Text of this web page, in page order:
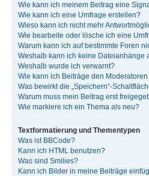
Wie kann ich meinem Beitrag eine
Wie kann ich eine Umfrage erstellen?
Wieso kann ich nicht mehr
Wie bearbeite oder lösche ich eine
Warum kann ich auf bestimmte Foren
Weshalb kann ich keine Dateianhänge
Weshalb wurde ich verwarnt?
Wie kann ich Beiträge den
Was bewirkt die „Speichern“-
Warum muss mein Beitrag erst
Wie markiere ich ein Thema als neu?
Textformatierung und Thementypen
Was ist BBCode?
Kann ich HTML benutzen?
Was sind Smilies?
Kann ich Bilder in meine Beiträge